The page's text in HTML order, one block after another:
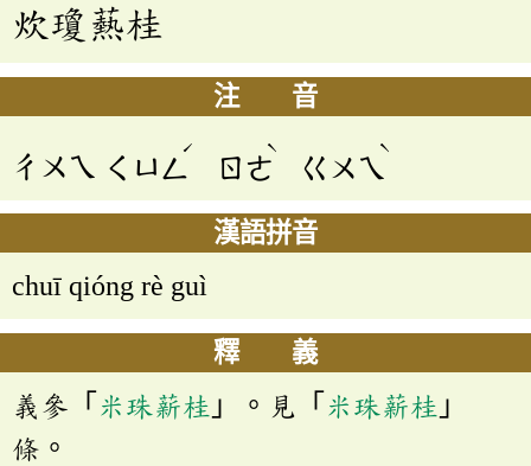
炊瓊爇桂
注 音
ㄔㄨㄟ ㄑㄩㄥ
ˊ
ㄖㄜ
ˋ
ㄍㄨㄟ
ˋ
漢語拼音
chuī qióng rè guì
釋 義
義參「 米珠薪桂 」。見「 米珠薪桂 」
條。